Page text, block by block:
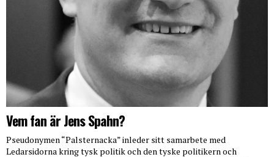
Vem fan är Jens Spahn?
Pseudonymen “Palsternacka” inleder sitt samarbete med
Ledarsidorna kring tysk politik och den tyske politikern och